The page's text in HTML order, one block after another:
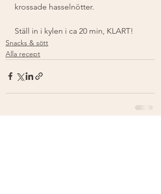
krossade hasselnötter.
Ställ in i kylen i ca 20 min, KLART!
Snacks & sött
Alla recept